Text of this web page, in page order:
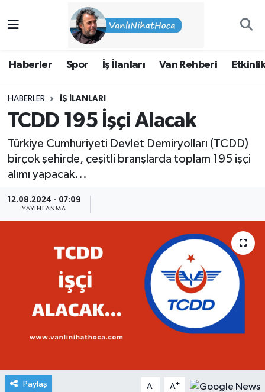
Haberler Spor İş İlanları Van Rehberi
HABERLER İŞ İLANLARI
TCDD 195 İşçi Alacak
Türkiye Cumhuriyeti Devlet Demiryolları (TCDD)
birçok şehirde, çeşitli branşlarda toplam 195 işçi
alımı yapacak...
12.08.2024 - 07:09
YAYINLANMA
Paylaş A- A+
İş İlanları
Etkinlikler
Köşe Yazıları
İpekyolu Nöbetçi Eczaneler
İpekyolu Trafik Yoğunluk Haritası
Tüm Manşetler
Son Dakika Haberleri